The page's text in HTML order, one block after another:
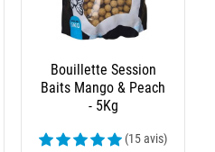
Bouillette Session
Baits Mango & Peach
- 5Kg
(15 avis)